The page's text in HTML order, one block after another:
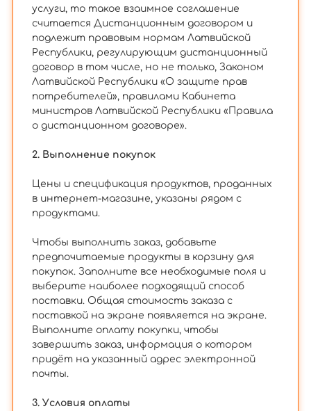
услуги, то такое взаимное соглашение
считается Дистанционным договором и
подлежит правовым нормам Латвийской
Республики, регулирующим дистанционный
договор в том числе, но не только, Законом
Латвийской Республики «О защите прав
потребителей», правилами Кабинета
министров Латвийской Республики «Правила
о дистанционном договоре».
2. Выполнение покупок
Цены и спецификация продуктов, проданных
в интернет-магазине, указаны рядом с
продуктами.
Чтобы выполнить заказ, добавьте
предпочитаемые продукты в корзину для
покупок. Заполните все необходимые поля и
выберите наиболее подходящий способ
поставки. Общая стоимость заказа с
поставкой на экране появляется на экране.
Выполните оплату покупки, чтобы
завершить заказ, информация о котором
придёт на указанный адрес электронной
почты.
3. Условия оплаты